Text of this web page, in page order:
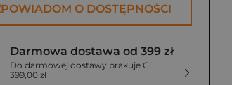
POWIADOM O DOSTĘPNOŚCI
Darmowa dostawa od 399 zł
Do darmowej dostawy brakuje Ci
399,00 zł